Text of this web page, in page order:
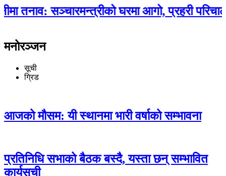
सञ्चारमन्त्रीको घरमा आगो, प्रहरी परिचालन
मनोरञ्जन
सूची
ग्रिड
आजको मौसम: यी स्थानमा भारी वर्षाको सम्भावना
प्रतिनिधि सभाको बैठक बस्दै, यस्ता छन् सम्भावित
कार्यसूची